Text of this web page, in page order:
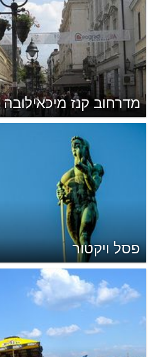
מדרחוב קנז מיכאילובה
פסל ויקטור